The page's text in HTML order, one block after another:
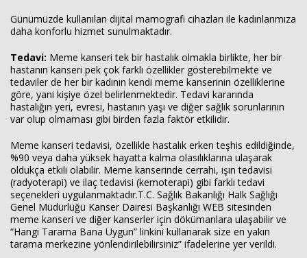
Günümüzde kullanılan dijital mamografi cihazları ile kadınlarımıza
daha konforlu hizmet sunulmaktadır.
Tedavi: Meme kanseri tek bir hastalık olmakla birlikte, her bir
hastanın kanseri pek çok farklı özellikler gösterebilmekte ve
tedaviler de her bir kadının kendi meme kanserinin özelliklerine
göre, yani kişiye özel belirlenmektedir. Tedavi kararında
hastalığın yeri, evresi, hastanın yaşı ve diğer sağlık sorunlarının
var olup olmaması gibi birden fazla faktör etkilidir.
Meme kanseri tedavisi, özellikle hastalık erken teşhis edildiğinde,
%90 veya daha yüksek hayatta kalma olasılıklarına ulaşarak
oldukça etkili olabilir. Meme kanserinde cerrahi, ışın tedavisi
(radyoterapi) ve ilaç tedavisi (kemoterapi) gibi farklı tedavi
seçenekleri uygulanmaktadır.T.C. Sağlık Bakanlığı Halk Sağlığı
Genel Müdürlüğü Kanser Dairesi Başkanlığı WEB sitesinden
meme kanseri ve diğer kanserler için dökümanlara ulaşabilir ve
“Hangi Tarama Bana Uygun” linkini kullanarak size en yakın
tarama merkezine yönlendirilebilirsiniz” ifadelerine yer verildi.